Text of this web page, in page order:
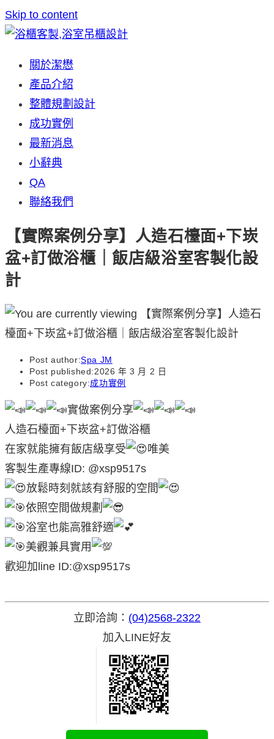
Skip to content
關於潔懋
產品介紹
整體規劃設計
成功實例
最新消息
小辭典
QA
聯絡我們
【實際案例分享】人造石檯面+下崁
盆+訂做浴櫃｜飯店級浴室客製化設
計
Post author:Spa JM
Post published:2026 年 3 月 2 日
Post category:成功實例
實做案例分享
人造石檯面+下崁盆+訂做浴櫃
在家就能擁有飯店級享受
唯美
客製生產專線ID: @xsp9517s
放鬆時刻就該有舒服的空間
依照空間做規劃
浴室也能高雅舒適
美觀兼具實用
歡迎加line ID:@xsp9517s
立即洽詢： (04)2568-2322
加入LINE好友